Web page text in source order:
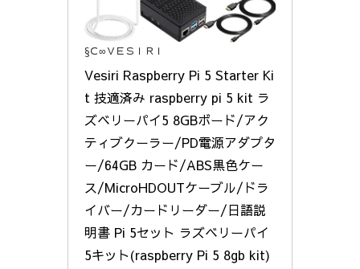
§Ｃ∞ＶＥＳＩＲＩ
Vesiri Raspberry Pi 5 Starter Ki
t 技適済み raspberry pi 5 kit ラ
ズベリーパイ5 8GBボード/アク
ティブクーラー/PD電源アダプタ
ー/64GB カード/ABS黒色ケー
ス/MicroHDOUTケーブル/ドラ
イバー/カードリーダー/日語説
明書 Pi 5セット ラズベリーパイ
5キット(raspberry Pi 5 8gb kit)